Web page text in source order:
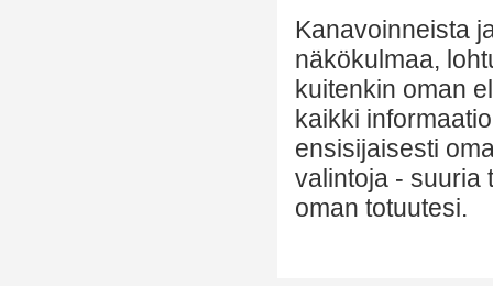
Kanavoinneista
näkökulmaa,
kuitenkin oman
kaikki
ensisijaisesti
valintoja - suuria
oman totuutesi.